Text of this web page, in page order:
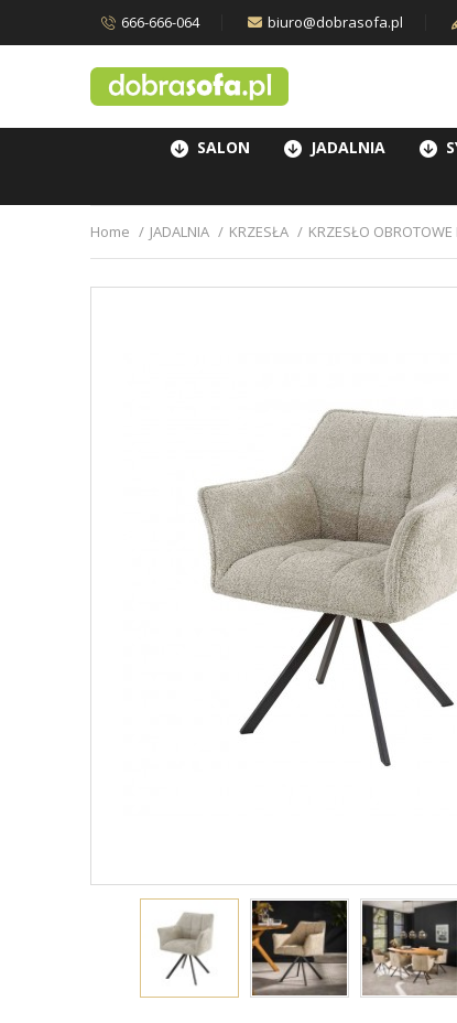
666-666-064 biuro@dobrasofa.pl
SALON JADALNIA
Home JADALNIA KRZESŁA KRZESŁO